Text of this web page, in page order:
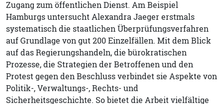
Zugang zum öffentlichen Dienst. Am Beispiel
Hamburgs untersucht Alexandra Jaeger erstmals
systematisch die staatlichen Überprüfungsverfahren
auf Grundlage von gut 200 Einzelfällen. Mit dem Blick
auf das Regierungshandeln, die bürokratischen
Prozesse, die Strategien der Betroffenen und den
Protest gegen den Beschluss verbindet sie Aspekte von
Politik-, Verwaltungs-, Rechts- und
Sicherheitsgeschichte. So bietet die Arbeit vielfältige